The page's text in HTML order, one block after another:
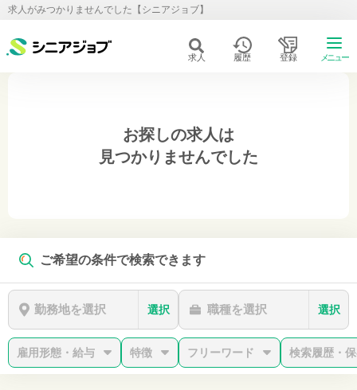
求人がみつかりませんでした【シニアジョブ】
求人 履歴 登録 メニュー
お探しの求人は
見つかりませんでした
ご希望の条件で検索できます
勤務地を選択 選択 職種を選択 選択
雇用形態・給与 特徴 フリーワード 検索履歴・